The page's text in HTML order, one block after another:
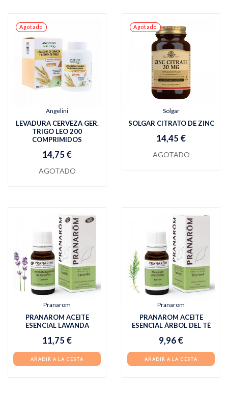
Agotado
Angelini
LEVADURA CERVEZA GER.
TRIGO LEO 200
COMPRIMIDOS
14,75 €
AGOTADO
Agotado
Solgar
SOLGAR CITRATO DE ZINC
14,45 €
AGOTADO
Pranarom
PRANAROM ACEITE
ESENCIAL LAVANDA
11,75 €
AÑADIR A LA CESTA
Pranarom
PRANAROM ACEITE
ESENCIAL ÁRBOL DEL TÉ
9,96 €
AÑADIR A LA CESTA